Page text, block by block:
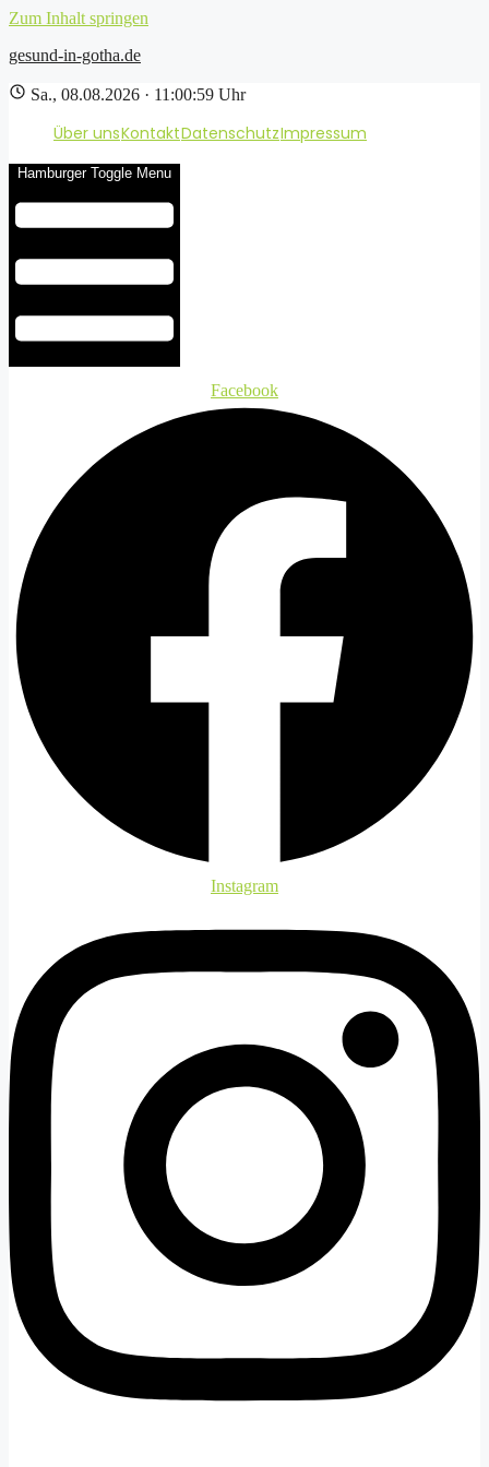
Zum Inhalt springen
gesund-in-gotha.de
Sa., 08.08.2026 · 11:00:59 Uhr
Über unsKontaktDatenschutzImpressum
Hamburger Toggle Menu
Facebook
Instagram